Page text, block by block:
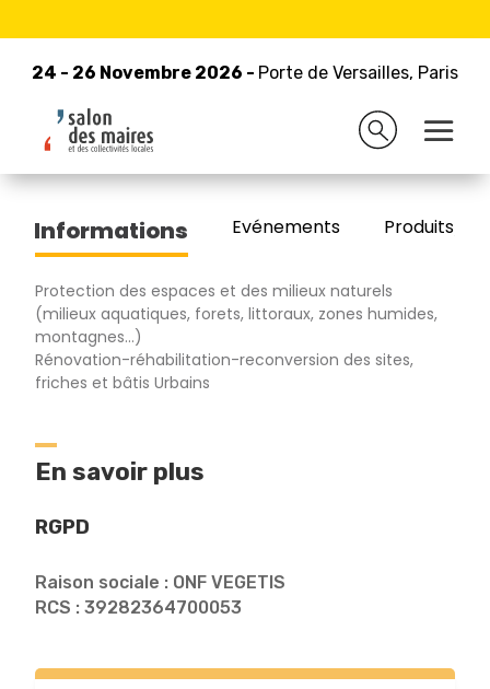
24 - 26 Novembre 2026 - Porte de Versailles, Paris
24 - 26 Novembre 2026 - Porte de Versailles, Paris
Retour à la liste des exposants
ONF VEGETIS
Informations Evénements Produits/
Protection des espaces et des milieux naturels
(milieux aquatiques, forets, littoraux, zones humides,
montagnes...)
Rénovation-réhabilitation-reconversion des sites,
friches et bâtis Urbains
En savoir plus
RGPD
Raison sociale : ONF VEGETIS
RCS : 39282364700053